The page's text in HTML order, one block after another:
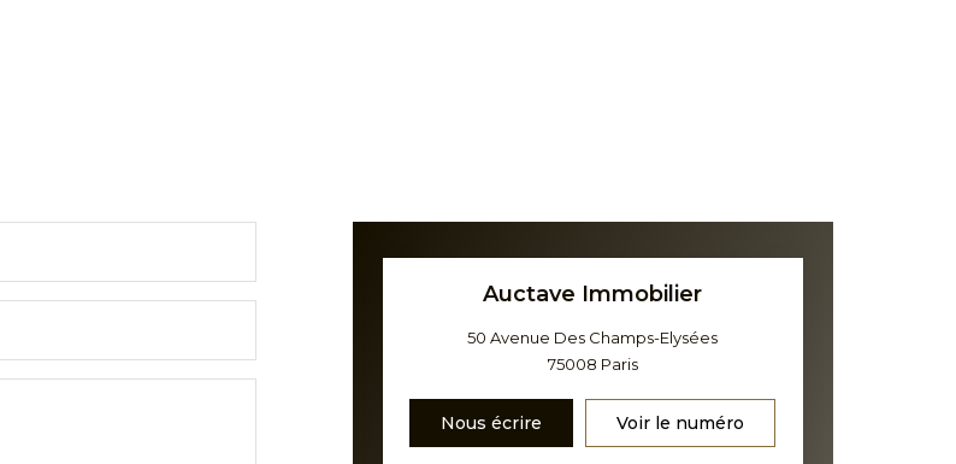
Auctave Immobilier
50 Avenue Des Champs-Elysées
75008 Paris
Nous écrire Voir le numéro